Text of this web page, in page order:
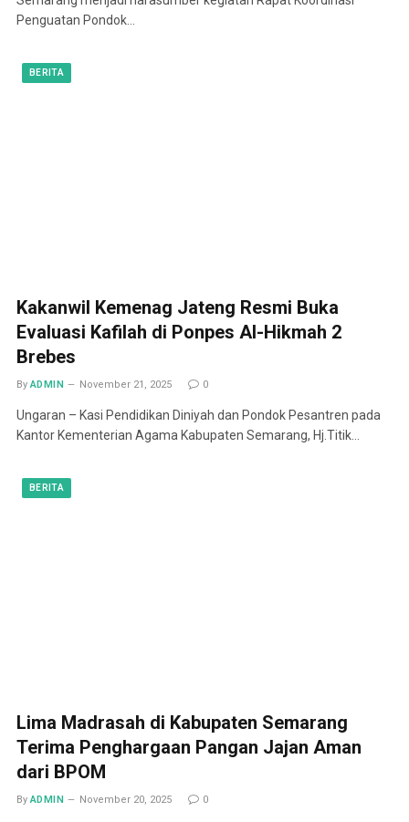
Penguatan Pondok…
BERITA
Kakanwil Kemenag Jateng Resmi Buka
Evaluasi Kafilah di Ponpes Al-Hikmah 2
Brebes
By ADMIN November 21, 2025 0
Ungaran – Kasi Pendidikan Diniyah dan Pondok Pesantren pada
Kantor Kementerian Agama Kabupaten Semarang, Hj.Titik…
BERITA
Lima Madrasah di Kabupaten Semarang
Terima Penghargaan Pangan Jajan Aman
dari BPOM
By ADMIN November 20, 2025 0